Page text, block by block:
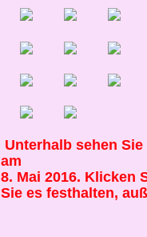
Unterhalb sehen
am
8. Mai 2016. Klicken
Sie es festhalten,